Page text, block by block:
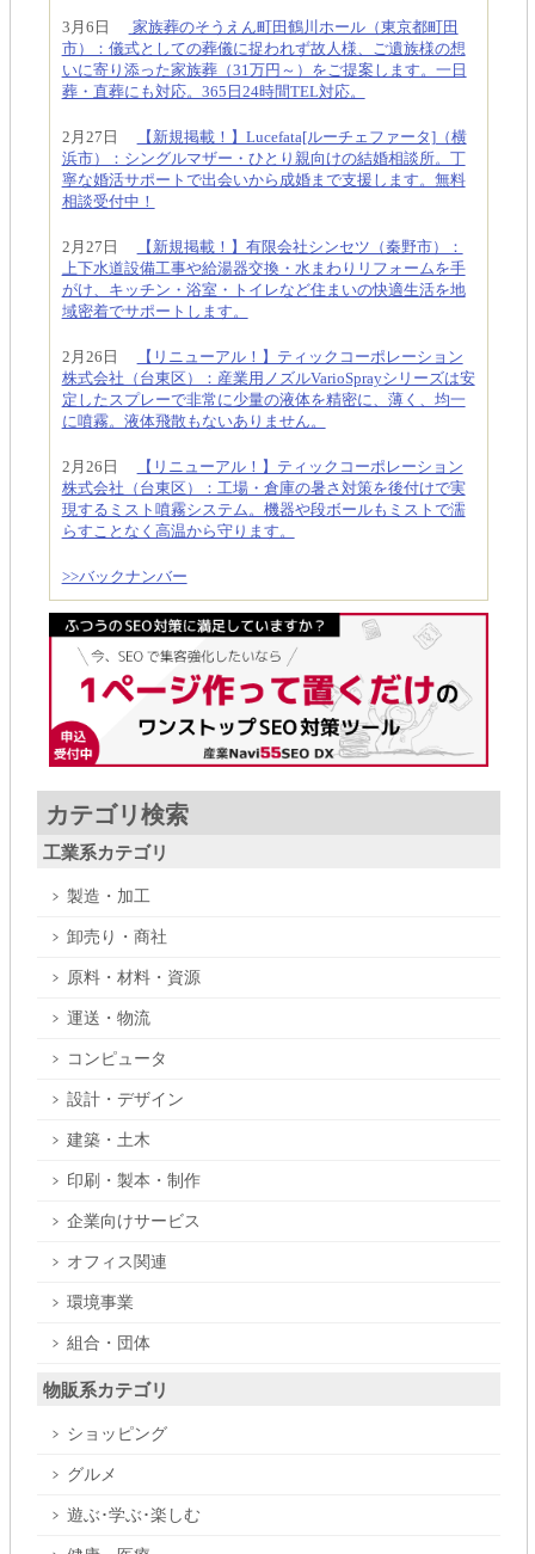
3月6日
家族葬のそうえん町田鶴川ホール（東京都町田
市）：儀式としての葬儀に捉われず故人様、ご遺族様の想
いに寄り添った家族葬（31万円～）をご提案します。一日
葬・直葬にも対応。365日24時間TEL対応。
2月27日
【新規掲載！】Lucefata[ルーチェファータ]（横
浜市）：シングルマザー・ひとり親向けの結婚相談所。丁
寧な婚活サポートで出会いから成婚まで支援します。無料
相談受付中！
2月27日
【新規掲載！】有限会社シンセツ（秦野市）：
上下水道設備工事や給湯器交換・水まわりリフォームを手
がけ、キッチン・浴室・トイレなど住まいの快適生活を地
域密着でサポートします。
2月26日
【リニューアル！】ティックコーポレーション
株式会社（台東区）：産業用ノズルVarioSprayシリーズは安
定したスプレーで非常に少量の液体を精密に、薄く、均一
に噴霧。液体飛散もないありません。
2月26日
【リニューアル！】ティックコーポレーション
株式会社（台東区）：工場・倉庫の暑さ対策を後付けで実
現するミスト噴霧システム。機器や段ボールもミストで濡
らすことなく高温から守ります。
>>バックナンバー
カテゴリ検索
工業系カテゴリ
製造・加工
卸売り・商社
原料・材料・資源
運送・物流
コンピュータ
設計・デザイン
建築・土木
印刷・製本・制作
企業向けサービス
オフィス関連
環境事業
組合・団体
物販系カテゴリ
ショッピング
グルメ
遊ぶ･学ぶ･楽しむ